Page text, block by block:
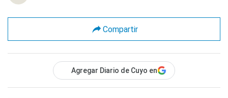
Compartir
Agregar Diario de Cuyo en